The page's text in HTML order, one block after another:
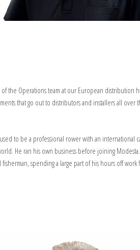
the Operations team at our European distribution
that go out to distributors and installers all
to be a professional rower with an international
He ran his own business before joining
spending a large part of his hours off